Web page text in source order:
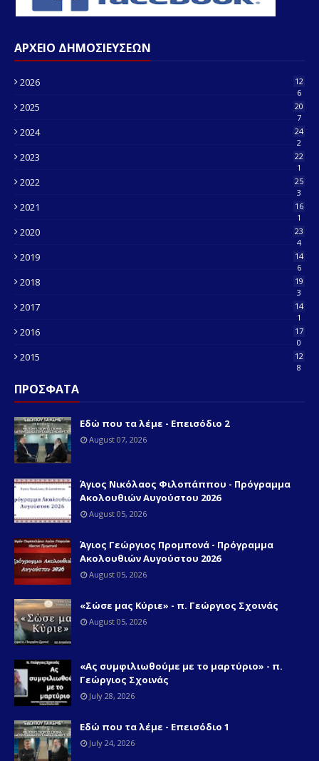
ΑΡΧΕΙΟ ΔΗΜΟΣΙΕΥΣΕΩΝ
2026
12
6
2025
20
7
2024
24
2
2023
22
1
2022
25
3
2021
16
1
2020
23
4
2019
14
6
2018
19
3
2017
14
1
2016
17
0
2015
12
8
ΠΡΟΣΦΑΤΑ
Εδώ που τα λέμε - Επεισόδιο 2
August 07, 2026
Άγιος Νικόλαος Φιλοπάππου - Πρόγραμμα
Ακολουθιών Αυγούστου 2026
August 05, 2026
Άγιος Γεώργιος Προμπονά - Πρόγραμμα
Ακολουθιών Αυγούστου 2026
August 05, 2026
«Σώσε μας Κύριε» - π. Γεώργιος Σχοινάς
August 05, 2026
«Ας συμφιλιωθούμε με το μαρτύριο» - π.
Γεώργιος Σχοινάς
July 28, 2026
Εδώ που τα λέμε - Επεισόδιο 1
July 24, 2026